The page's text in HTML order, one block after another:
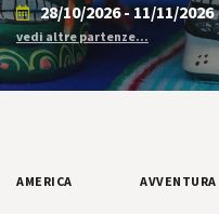
28/10/2026 - 11/11/2026
vedi altre partenze...
AMERICA AVVENTURA